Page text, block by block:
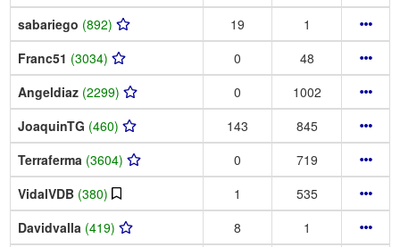
sabariego (892) 19
1
Franc51 (3034) 0
48
Angeldiaz (2299) 0
1002
JoaquinTG (460) 143
845
Terraferma (3604) 0
719
VidalVDB (380) 1
535
Davidvalla (419) 8
1